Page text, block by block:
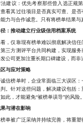
议：优先考察那些曾入选正规第
看其过往项目是否真实可查、是
力与合作诚意。只有将榜单结果
：推动建立行业级信用档案系统
仅靠现有榜单难以彻底解决信任
三方测评平台共同构建，实现服
公司更加注重长期口碑建设，而
与应对策略
榜单时，企业常面临三大误区：
。针对这些问题，解决建议包括
此，才能避免“被榜单误导”的风险
与潜在影响
被广泛采纳并持续完善，将重塑